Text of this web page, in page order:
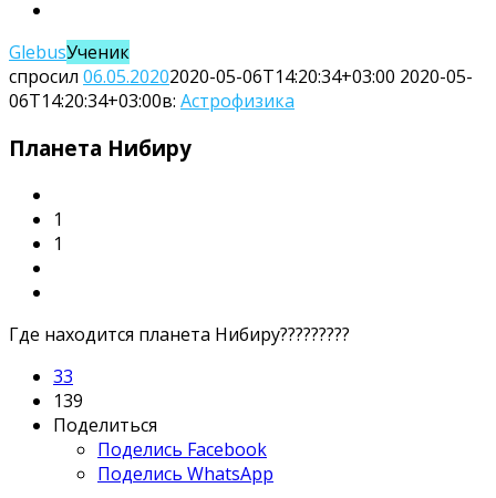
Вопросы
GlebusУченик
спросил 06.05.20202020-05-06T14:20:34+03:00 2020-05-
06T14:20:34+03:00в: Астрофизика
Планета Нибиру
1
1
Где находится планета Нибиру?????????
33
139
Поделиться
Поделись Facebook
Поделись WhatsApp